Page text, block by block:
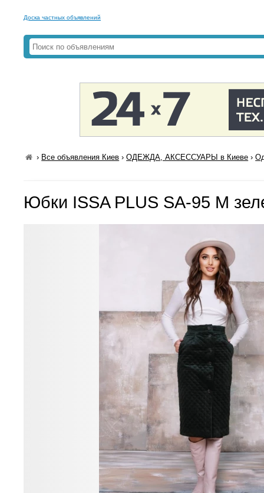
Доска частных объявлений
› Все объявления Киев ›ОДЕЖДА, АКСЕССУАРЫ в Киеве ›
Юбки ISSA PLUS SA-95 M